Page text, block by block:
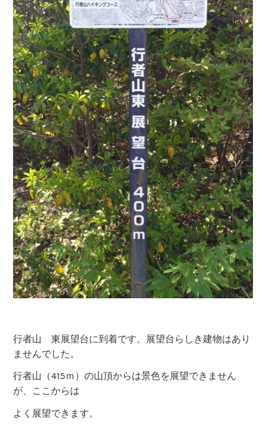
行者山 東展望台に到着です。展望台らしき建物はあり
ませんでした。
行者山（415ｍ）の山頂からは景色を展望できません
が、ここからは
よく展望できます。